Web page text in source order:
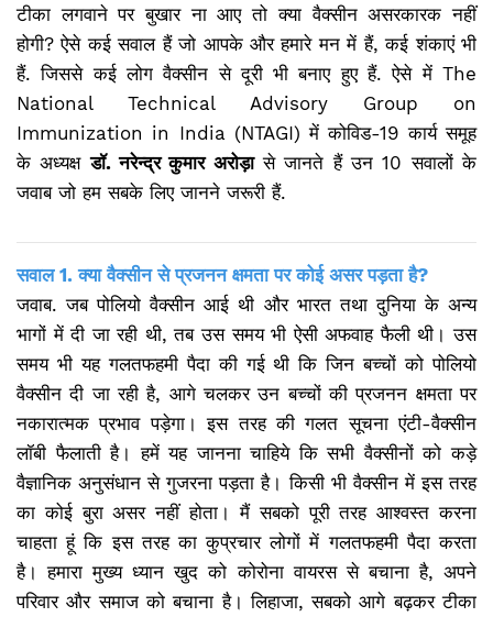
टीका लगवाने पर बुखार ना आए तो क्या वैक्सीन असरकारक नहीं
होगी? ऐसे कई सवाल हैं जो आपके और हमारे मन में हैं, कई शंकाएं भी
हैं. जिससे कई लोग वैक्सीन से दूरी भी बनाए हुए हैं. ऐसे में The
National Technical Advisory Group on
Immunization in India (NTAGI) में कोविड-19 कार्य समूह
के अध्यक्षडॉ. नरेन्द्र कुमार अरोड़ासे जानते हैं उन 10 सवालों के
जवाब जो हम सबके लिए जानने जरूरी हैं.
सवाल 1. क्या वैक्सीन से प्रजनन क्षमता पर कोई असर पड़ता है?
जवाब. जब पोलियो वैक्सीन आई थी और भारत तथा दुनिया के अन्य
भागों में दी जा रही थी, तब उस समय भी ऐसी अफवाह फैली थी। उस
समय भी यह गलतफहमी पैदा की गई थी कि जिन बच्चों को पोलियो
वैक्सीन दी जा रही है, आगे चलकर उन बच्चों की प्रजनन क्षमता पर
नकारात्मक प्रभाव पड़ेगा। इस तरह की गलत सूचना एंटी-वैक्सीन
लॉबी फैलाती है। हमें यह जानना चाहिये कि सभी वैक्सीनों को कड़े
वैज्ञानिक अनुसंधान से गुजरना पड़ता है। किसी भी वैक्सीन में इस तरह
का कोई बुरा असर नहीं होता। मैं सबको पूरी तरह आश्वस्त करना
चाहता हूं कि इस तरह का कुप्रचार लोगों में गलतफहमी पैदा करता
है। हमारा मुख्य ध्यान खुद को कोरोना वायरस से बचाना है, अपने
परिवार और समाज को बचाना है। लिहाजा, सबको आगे बढ़कर टीका